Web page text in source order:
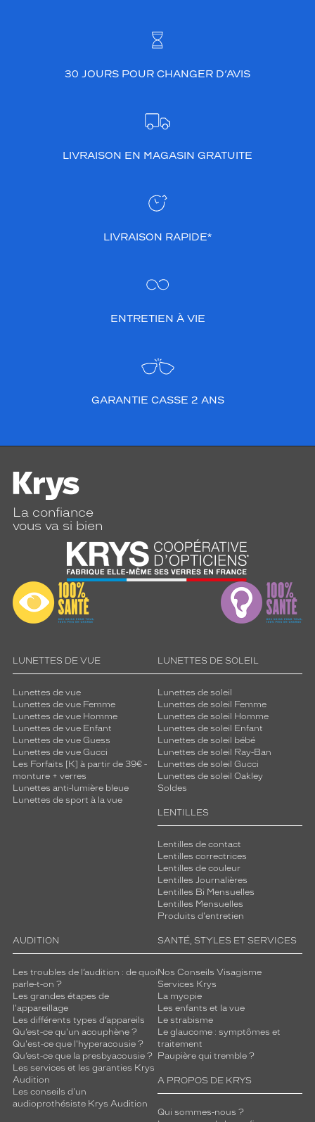
30 JOURS POUR CHANGER D’AVIS
LIVRAISON EN MAGASIN GRATUITE
LIVRAISON RAPIDE*
ENTRETIEN À VIE
GARANTIE CASSE 2 ANS
La confiance
vous va si bien
LUNETTES DE VUE
Lunettes de vue
Lunettes de vue Femme
Lunettes de vue Homme
Lunettes de vue Enfant
Lunettes de vue Guess
Lunettes de vue Gucci
Les Forfaits [K] à partir de 39€ -
monture + verres
Lunettes anti-lumière bleue
Lunettes de sport à la vue
LUNETTES DE SOLEIL
Lunettes de soleil
Lunettes de soleil Femme
Lunettes de soleil Homme
Lunettes de soleil Enfant
Lunettes de soleil bébé
Lunettes de soleil Ray-Ban
Lunettes de soleil Gucci
Lunettes de soleil Oakley
Soldes
LENTILLES
Lentilles de contact
Lentilles correctrices
Lentilles de couleur
Lentilles Journalières
Lentilles Bi Mensuelles
Lentilles Mensuelles
Produits d'entretien
AUDITION
Les troubles de l’audition : de quoi
parle-t-on ?
Les grandes étapes de
l'appareillage
Les différents types d’appareils
Qu’est-ce qu'un acouphène ?
Qu'est-ce que l'hyperacousie ?
Qu’est-ce que la presbyacousie ?
Les services et les garanties Krys
Audition
Les conseils d'un
audioprothésiste Krys Audition
SANTÉ, STYLES ET SERVICES
Nos Conseils Visagisme
Services Krys
La myopie
Les enfants et la vue
Le strabisme
Le glaucome : symptômes et
traitement
Paupière qui tremble ?
A PROPOS DE KRYS
Qui sommes-nous ?